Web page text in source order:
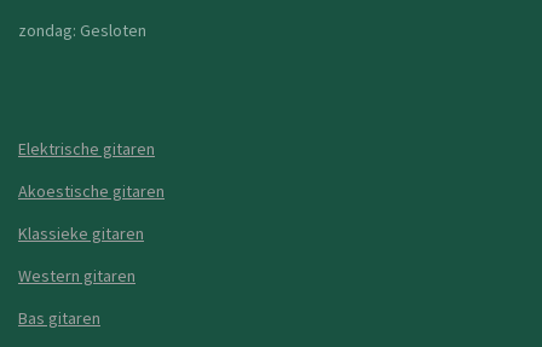
zondag: Gesloten
Elektrische gitaren
Akoestische gitaren
Klassieke gitaren
Western gitaren
Bas gitaren